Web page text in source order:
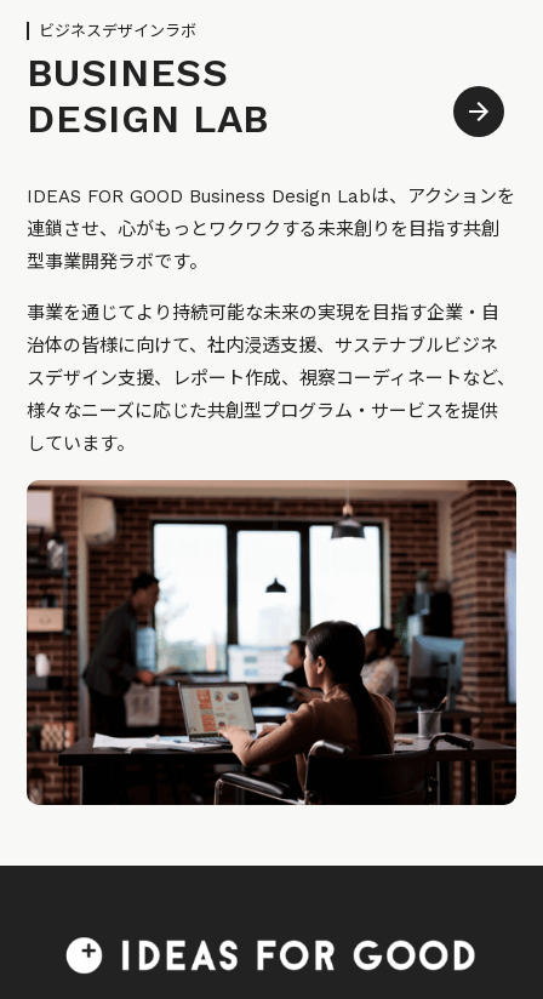
ビジネスデザインラボ
BUSINESS
DESIGN LAB
IDEAS FOR GOOD Business Design Labは、アクションを
連鎖させ、心がもっとワクワクする未来創りを目指す共創
型事業開発ラボです。
事業を通じてより持続可能な未来の実現を目指す企業・自
治体の皆様に向けて、社内浸透支援、サステナブルビジネ
スデザイン支援、レポート作成、視察コーディネートなど、
様々なニーズに応じた共創型プログラム・サービスを提供
しています。